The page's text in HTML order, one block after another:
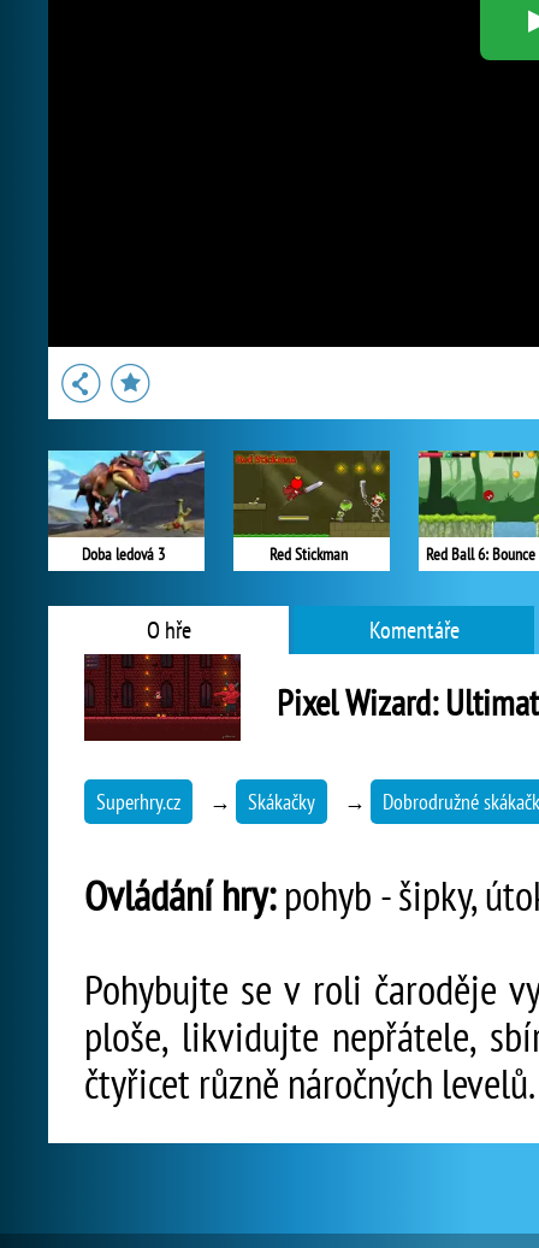
Doba ledová 3 Red Stickman Red Ball 6:
O hře Komentáře
Pixel Wizard:
Superhry.cz → Skákačky → Dobrodružné
Ovládání hry:pohyb - šipky,
Pohybujte se v roli čaroděje
ploše, likvidujte nepřátele,
čtyřicet různě náročných levelů.